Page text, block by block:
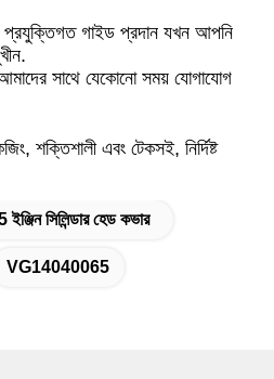
প্রযুক্তিগত গাইড প্রদান যখন আপনি
সাথে যেকোনো সময় যোগাযোগ
শক্তিশালী এবং টেকসই, নির্দিষ্ট
সিলিন্ডার হেড কভার
VG14040065